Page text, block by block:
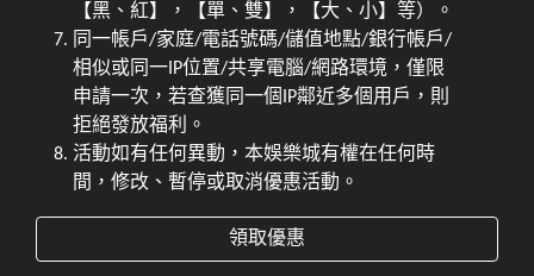
【黑、紅】，【單、雙】，【大、小】等）。
同一帳戶/家庭/電話號碼/儲值地點/銀行帳戶/
相似或同一IP位置/共享電腦/網路環境，僅限
申請一次，若查獲同一個IP鄰近多個用戶，則
拒絕發放福利。
活動如有任何異動，本娛樂城有權在任何時
間，修改、暫停或取消優惠活動。
領取優惠